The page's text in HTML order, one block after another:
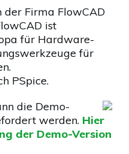
Firma FlowCAD
ist
für Hardware-
für
PSpice.
die Demo-
werden. Hier
der Demo-Version